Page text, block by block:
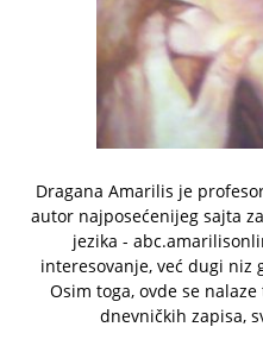
Dragana Amarilis je
autor najposećenijeg sajta
jezika -
interesovanje, već dugi niz
Osim toga, ovde se
dnevničkih zapisa,